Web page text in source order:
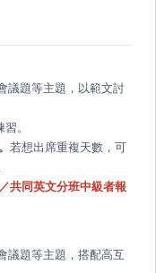
議題等主題，以範文討
。
若想出席重複天數，可
共同英文分班中級者報
議題等主題，搭配高互